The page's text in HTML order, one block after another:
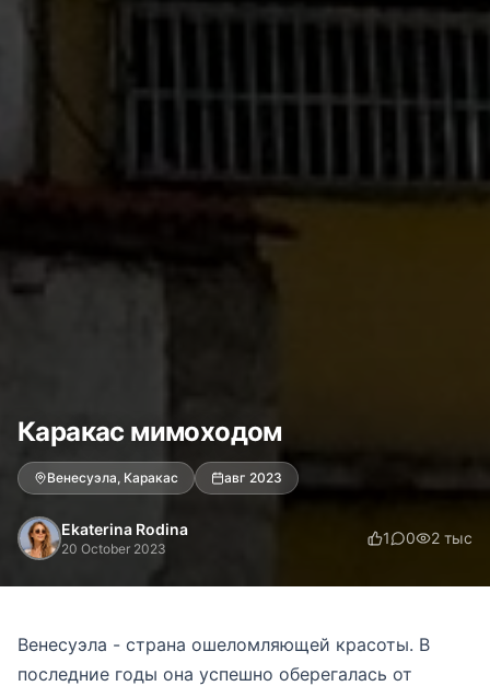
Каракас мимоходом
Венесуэла, Каракас авг 2023
Ekaterina Rodina
20 October 2023
1 0 2 тыс
Венесуэла - страна ошеломляющей красоты. В
последние годы она успешно оберегалась от